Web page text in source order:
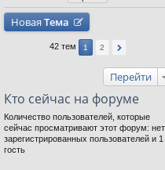
Новая Тема
42 тем 1 2
Перейти
Кто сейчас на форуме
Количество пользователей, которые
сейчас просматривают этот форум: нет
зарегистрированных пользователей и 1
гость